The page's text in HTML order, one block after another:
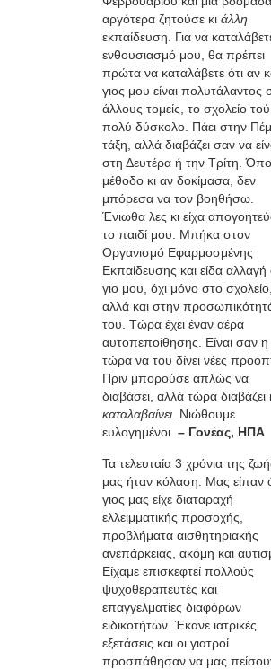
αργότερα ζητούσε κι άλλη
εκπαίδευση. Για να
ενθουσιασμό μου, θα πρέπει
πρώτα να καταλάβετε ότι αν
γιος μου είναι πολυτάλαντος
άλλους τομείς, το σχολείο τού
πολύ δύσκολο. Πάει στην
τάξη, αλλά διαβάζει σαν να
στη Δευτέρα ή την Τρίτη.
μέθοδο κι αν δοκίμασα, δεν
μπόρεσα να τον βοηθήσω.
Ένιωθα λες κι είχα
το παιδί μου. Μπήκα στον
Οργανισμό Εφαρμοσμένης
Εκπαίδευσης και είδα αλλαγή
γιο μου, όχι μόνο στο σχολείο,
αλλά και στην
του. Τώρα έχει έναν αέρα
αυτοπεποίθησης. Είναι σαν
τώρα να του δίνει νέες
Πριν μπορούσε απλώς να
διαβάσει, αλλά τώρα διαβάζει
καταλαβαίνει. Νιώθουμε
ευλογημένοι. – Γονέας, ΗΠΑ
Τα τελευταία 3 χρόνια της
μας ήταν κόλαση. Μας είπαν
γιος μας είχε διαταραχή
ελλειμματικής προσοχής,
προβλήματα αισθητηριακής
ανεπάρκειας, ακόμη και
Είχαμε επισκεφτεί πολλούς
ψυχοθεραπευτές και
επαγγελματίες διαφόρων
ειδικοτήτων. Έκανε ιατρικές
εξετάσεις και οι γιατροί
προσπάθησαν να μας